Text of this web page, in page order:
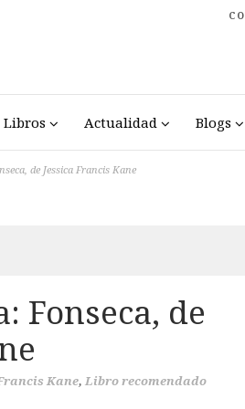
Libros Actualidad Blogs
de Jessica Francis Kane
Fonseca, de
Kane, Libro recomendado